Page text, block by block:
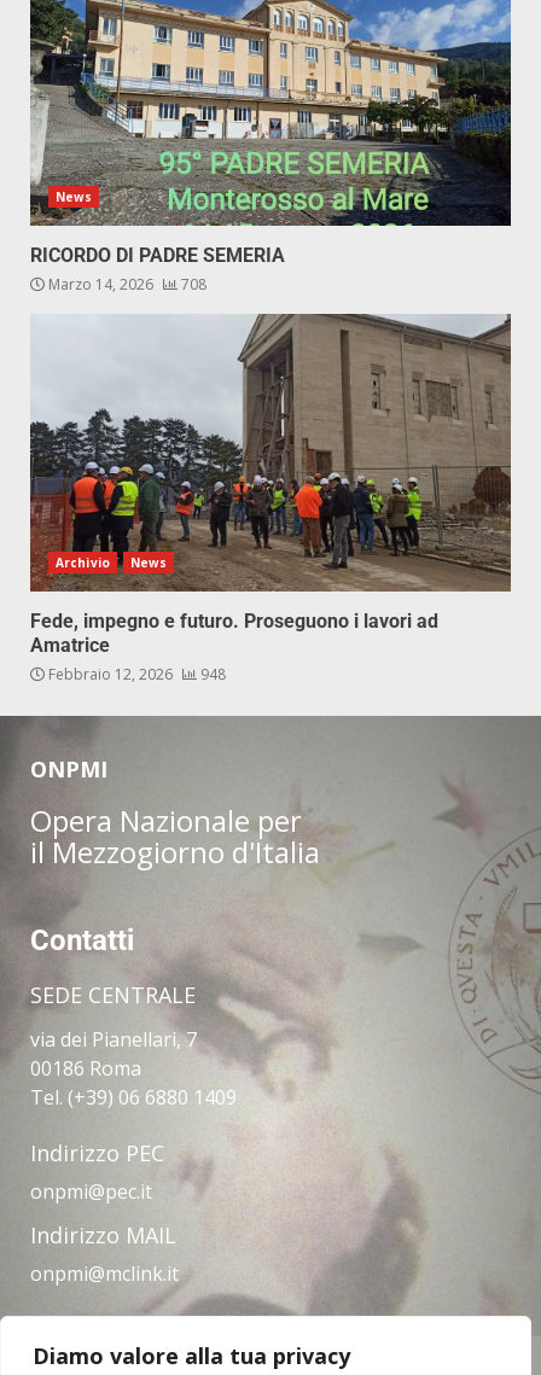
Diamo valore alla tua privacy
News
RICORDO DI PADRE SEMERIA
Marzo 14, 2026 708
Archivio News
Fede, impegno e futuro. Proseguono i lavori ad
Amatrice
Febbraio 12, 2026 948
ONPMI
Opera Nazionale per
il Mezzogiorno d'Italia
Contatti
SEDE CENTRALE
via dei Pianellari, 7
00186 Roma
Tel. (+39) 06 6880 1409
Indirizzo PEC
onpmi@pec.it
Indirizzo MAIL
onpmi@mclink.it
Amministrazione trasparente Privacy Policy